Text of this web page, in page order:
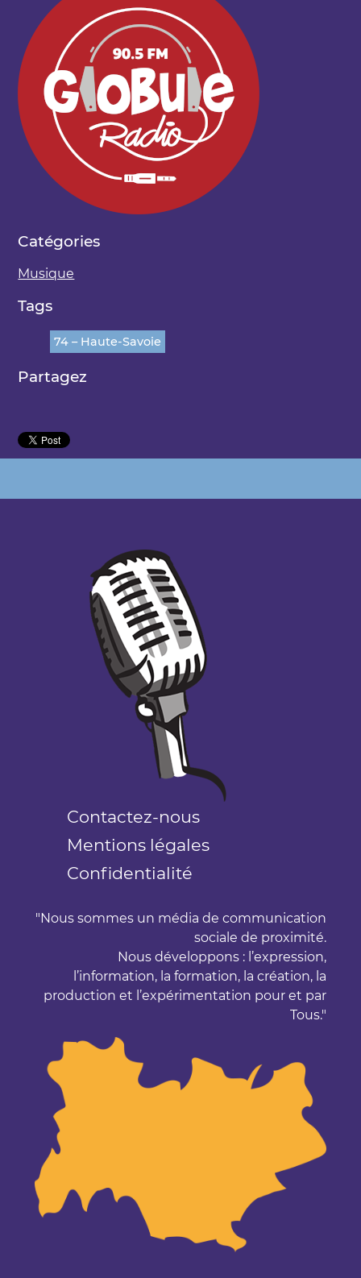
Catégories
Musique
Tags
74 – Haute-Savoie
Partagez
Contactez-nous
Mentions légales
Confidentialité
Nous sommes un média de communication
sociale de proximité.
Nous développons : l’expression,
l’information, la formation, la création, la
production et l’expérimentation pour et par
Tous.